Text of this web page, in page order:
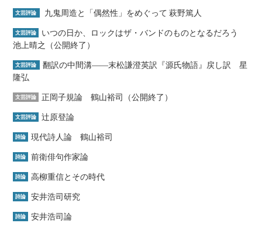
文芸評論 九鬼周造と「偶然性」をめぐって 萩野篤人
文芸評論
いつの日か、ロックはザ・バンドのものとなるだろう
池上晴之（公開終了）
文芸評論
翻訳の中間溝――末松謙澄英訳『源氏物語』戻し訳 星
隆弘
文芸評論 正岡子規論 鶴山裕司（公開終了）
文芸評論 辻原登論
詩論 現代詩人論 鶴山裕司
詩論 前衛俳句作家論
詩論 高柳重信とその時代
詩論 安井浩司研究
詩論 安井浩司論